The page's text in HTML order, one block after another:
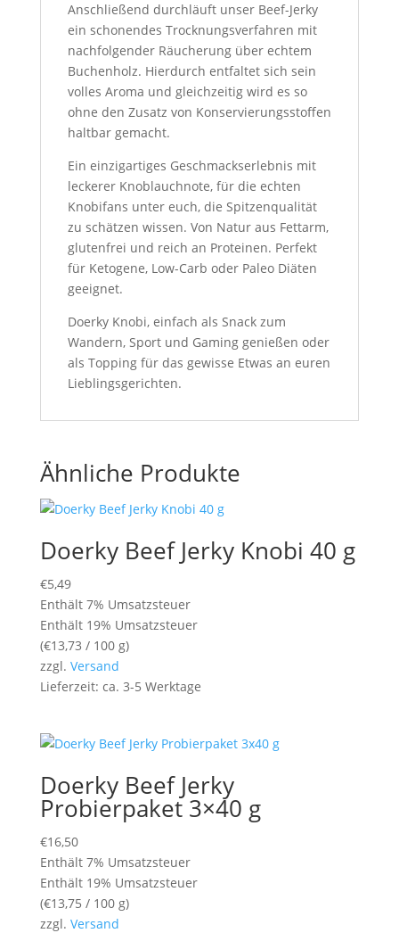
Anschließend durchläuft unser Beef-Jerky
ein schonendes Trocknungsverfahren mit
nachfolgender Räucherung über echtem
Buchenholz. Hierdurch entfaltet sich sein
volles Aroma und gleichzeitig wird es so
ohne den Zusatz von Konservierungsstoffen
haltbar gemacht.
Ein einzigartiges Geschmackserlebnis mit
leckerer Knoblauchnote, für die echten
Knobifans unter euch, die Spitzenqualität
zu schätzen wissen. Von Natur aus Fettarm,
glutenfrei und reich an Proteinen. Perfekt
für Ketogene, Low-Carb oder Paleo Diäten
geeignet.
Doerky Knobi, einfach als Snack zum
Wandern, Sport und Gaming genießen oder
als Topping für das gewisse Etwas an euren
Lieblingsgerichten.
Ähnliche Produkte
Doerky Beef Jerky Knobi 40 g
€5,49
Enthält 7% Umsatzsteuer
Enthält 19% Umsatzsteuer
(€13,73 / 100 g)
zzgl. Versand
Lieferzeit: ca. 3-5 Werktage
Doerky Beef Jerky
Probierpaket 3×40 g
€16,50
Enthält 7% Umsatzsteuer
Enthält 19% Umsatzsteuer
(€13,75 / 100 g)
zzgl. Versand